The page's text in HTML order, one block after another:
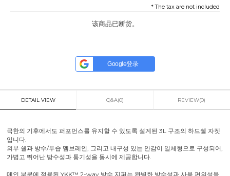
* The tax are not included
该商品已断货。
Google登录
DETAIL VIEW Q&A(0) REVIEW(0)
극한의 기후에서도 퍼포먼스를 유지할 수 있도록 설계된 3L 구조의 하드쉘 자켓
입니다.
외부 쉘과 방수/투습 멤브레인, 그리고 내구성 있는 안감이 일체형으로 구성되어,
가볍고 뛰어난 방수성과 통기성을 동시에 제공합니다.
메인 부분에 적용된 YKK™ 2-way 방수 지퍼는 완벽한 방수성과 사용 편의성을